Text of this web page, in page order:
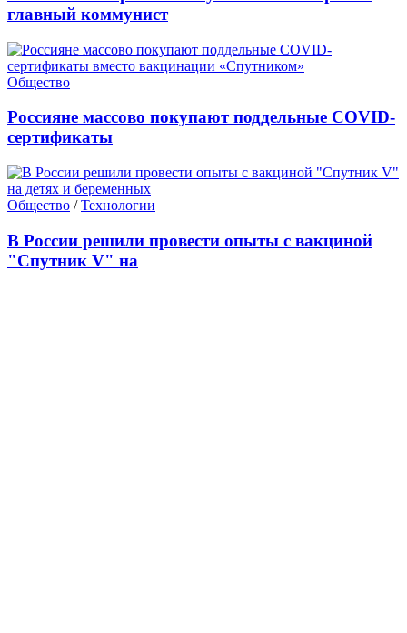
главный коммунист
Общество
Россияне массово покупают поддельные COVID-
сертификаты
Общество /Технологии
В России решили провести опыты с вакциной
"Спутник V" на